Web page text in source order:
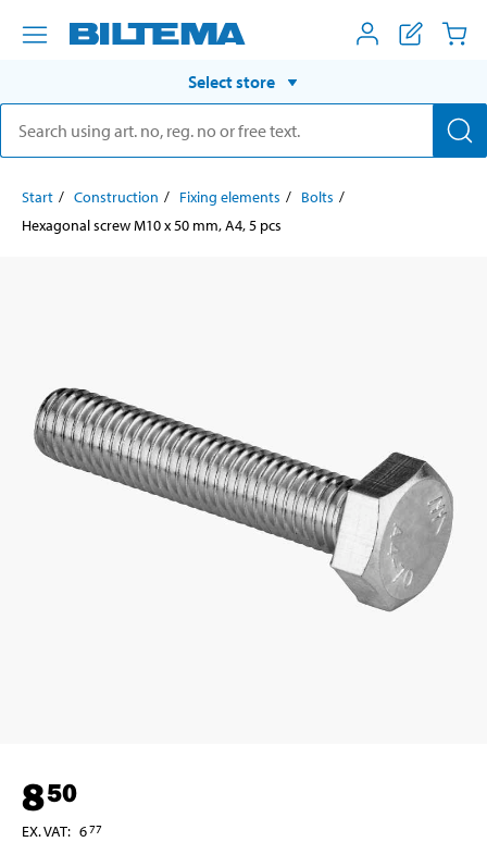
Select store
Start Construction Fixing elements
Bolts
Hexagonal screw M10 x 50 mm, A4, 5 pcs
850
EX. VAT: 677